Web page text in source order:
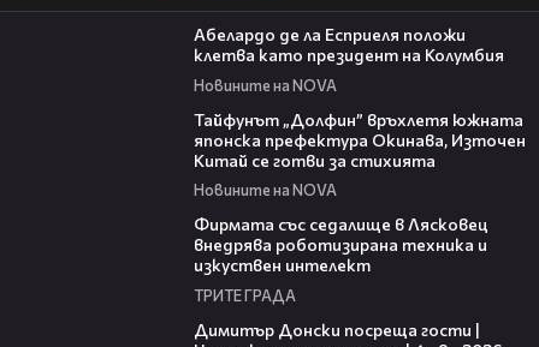
03:25
Абелардо де ла Есприеля положи
клетва като президент на Колумбия
Новините на NOVA
Тайфунът „Долфин” връхлетя южната
японска префектура Окинава, Източен
Китай се готви за стихията
Новините на NOVA
Фирмата със седалище в Лясковец
внедрява роботизирана техника и
изкуствен интелект
ТРИТЕ ГРАДА
Димитър Донски посреща гости |